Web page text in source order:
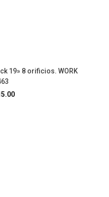
19» 8 orificios. WORK